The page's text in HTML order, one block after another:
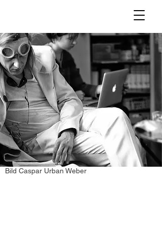
Bild Caspar Urban Weber